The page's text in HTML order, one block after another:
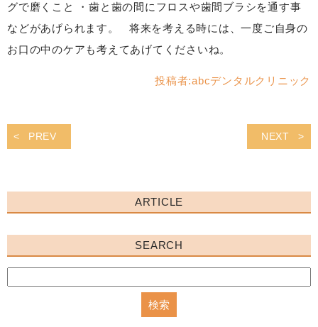
グで磨くこと ・歯と歯の間にフロスや歯間ブラシを通す事
などがあげられます。 将来を考える時には、一度ご自身の
お口の中のケアも考えてあげてくださいね。
投稿者:abcデンタルクリニック
PREV NEXT
ARTICLE
SEARCH